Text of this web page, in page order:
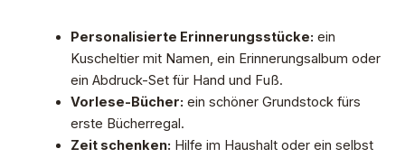
Personalisierte Erinnerungsstücke: ein
Kuscheltier mit Namen, ein Erinnerungsalbum oder
ein Abdruck-Set für Hand und Fuß.
Vorlese-Bücher: ein schöner Grundstock fürs
erste Bücherregal.
Zeit schenken: Hilfe im Haushalt oder ein selbst